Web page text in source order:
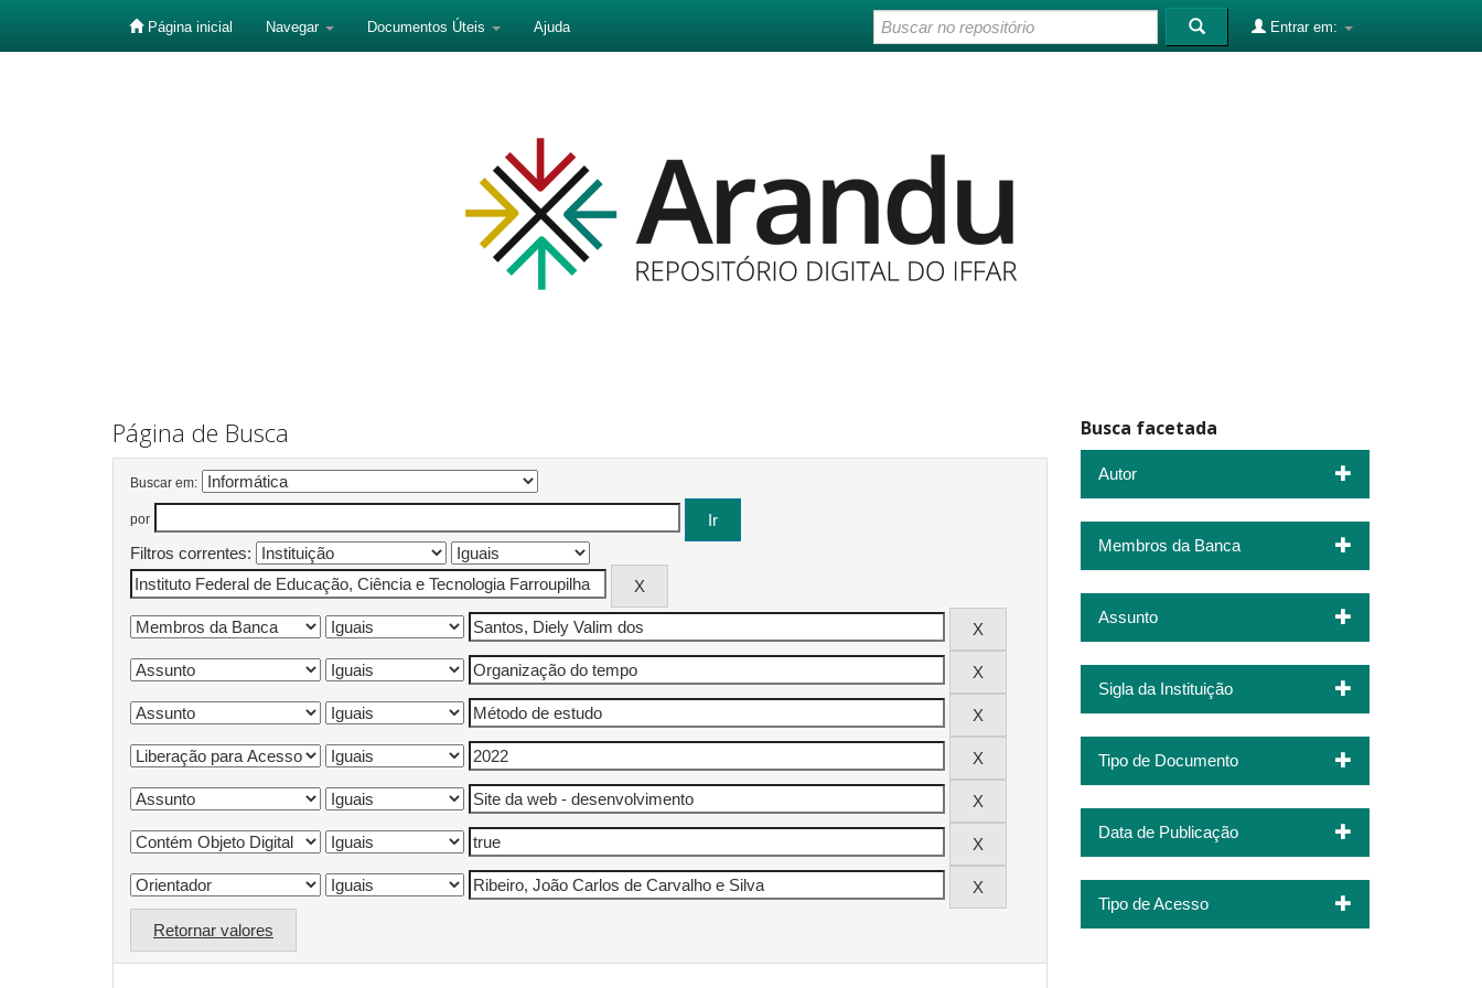
Página inicial Navegar Documentos Úteis Ajuda Entrar em:
Página de Busca
Buscar em:
por
Filtros correntes:
Retornar valores
Busca facetada
Autor
Membros da Banca
Assunto
Sigla da Instituição
Tipo de Documento
Data de Publicação
Tipo de Acesso